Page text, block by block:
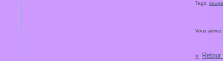
Tags:soupe
Vous aimez